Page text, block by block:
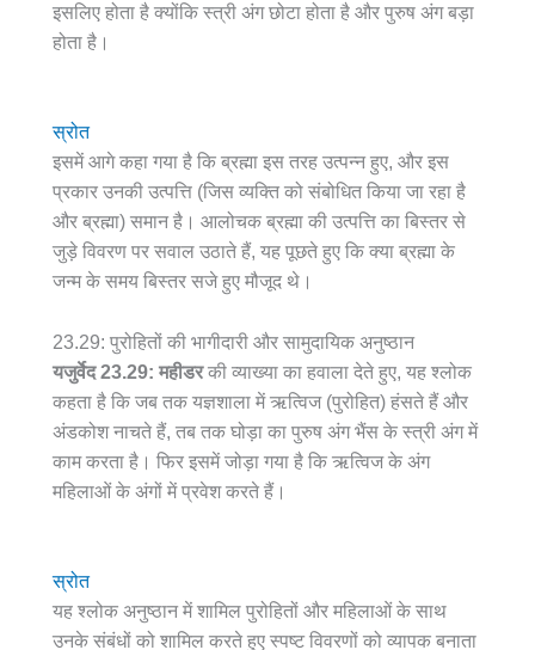
इसलिए होता है क्योंकि स्त्री अंग छोटा होता है और पुरुष अंग बड़ा
होता है।
स्रोत
इसमें आगे कहा गया है कि ब्रह्मा इस तरह उत्पन्न हुए, और इस
प्रकार उनकी उत्पत्ति (जिस व्यक्ति को संबोधित किया जा रहा है
और ब्रह्मा) समान है। आलोचक ब्रह्मा की उत्पत्ति का बिस्तर से
जुड़े विवरण पर सवाल उठाते हैं, यह पूछते हुए कि क्या ब्रह्मा के
जन्म के समय बिस्तर सजे हुए मौजूद थे।
23.29: पुरोहितों की भागीदारी और सामुदायिक अनुष्ठान
यजुर्वेद 23.29: महीडरकी व्याख्या का हवाला देते हुए, यह श्लोक
कहता है कि जब तक यज्ञशाला में ऋत्विज (पुरोहित) हंसते हैं और
अंडकोश नाचते हैं, तब तक घोड़ा का पुरुष अंग भैंस के स्त्री अंग में
काम करता है। फिर इसमें जोड़ा गया है कि ऋत्विज के अंग
महिलाओं के अंगों में प्रवेश करते हैं।
स्रोत
यह श्लोक अनुष्ठान में शामिल पुरोहितों और महिलाओं के साथ
उनके संबंधों को शामिल करते हुए स्पष्ट विवरणों को व्यापक बनाता